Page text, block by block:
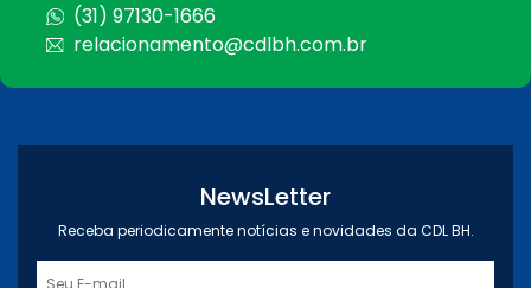
(31) 97130-1666
relacionamento@cdlbh.com.br
NewsLetter
Receba periodicamente notícias e novidades da CDL BH.